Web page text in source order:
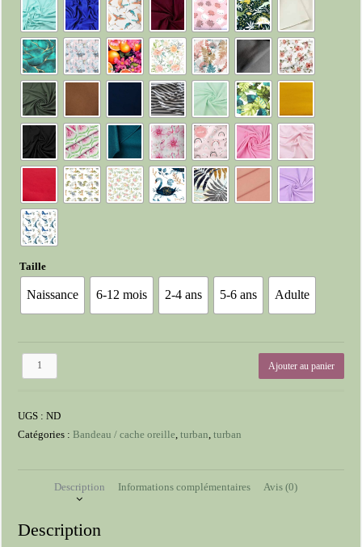
Taille
Naissance 6-12 mois 2-4 ans 5-6 ans Adulte
quantité
Ajouter au panier
UGS :ND
Catégories :Bandeau / cache oreille ,turban ,turban
Description Informations complémentaires Avis (0)
Description